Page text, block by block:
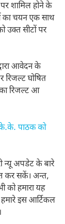
शामिल होने के
का चयन एक साथ
उक्त सीटों पर
आवेदन के
रिजल्ट घोषित
रिजल्ट आ
के.के. पाठक को
न्यू अपडेट के बारे
कर सकें। अन्त,
हमारा यह
इस आर्टिकल